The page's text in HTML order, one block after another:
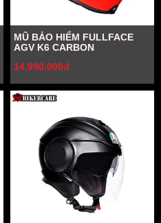
MŨ BẢO HIỂM FULLFACE
AGV K6 CARBON
14,990,000đ